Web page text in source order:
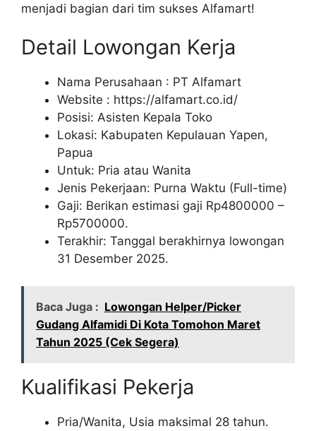
menjadi bagian dari tim sukses Alfamart!
Detail Lowongan Kerja
Nama Perusahaan : PT Alfamart
Website : https://alfamart.co.id/
Posisi: Asisten Kepala Toko
Lokasi: Kabupaten Kepulauan Yapen,
Papua
Untuk: Pria atau Wanita
Jenis Pekerjaan: Purna Waktu (Full-time)
Gaji: Berikan estimasi gaji Rp4800000 –
Rp5700000.
Terakhir: Tanggal berakhirnya lowongan
31 Desember 2025.
Baca Juga : Lowongan Helper/Picker
Gudang Alfamidi Di Kota Tomohon Maret
Tahun 2025 (Cek Segera)
Kualifikasi Pekerja
Pria/Wanita, Usia maksimal 28 tahun.